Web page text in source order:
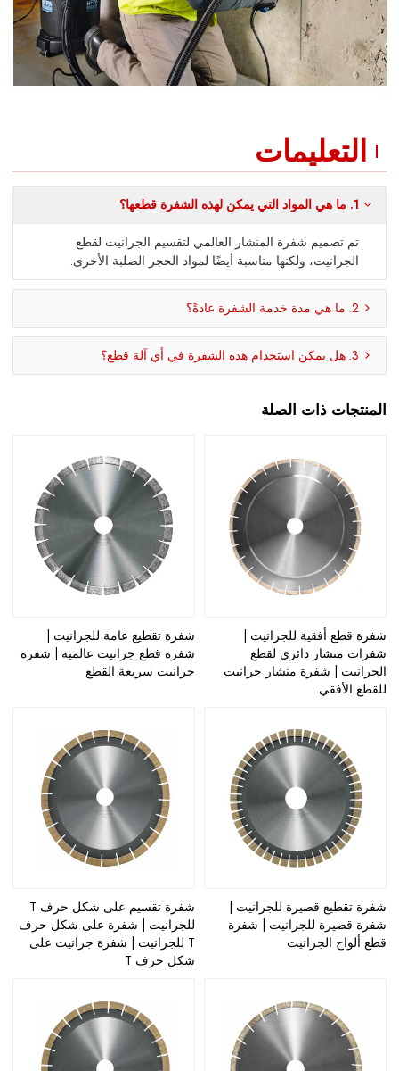
التعليمات
1. ما هي المواد التي يمكن لهذه الشفرة قطعها؟
تم تصميم شفرة المنشار العالمي لتقسيم الجرانيت لقطع
الجرانيت، ولكنها مناسبة أيضًا لمواد الحجر الصلبة الأخرى.
2. ما هي مدة خدمة الشفرة عادةً؟
3. هل يمكن استخدام هذه الشفرة في أي آلة قطع؟
المنتجات ذات الصلة
شفرة قطع أفقية للجرانيت |
شفرات منشار دائري لقطع
الجرانيت | شفرة منشار جرانيت
للقطع الأفقي
شفرة تقطيع عامة للجرانيت |
شفرة قطع جرانيت عالمية | شفرة
جرانيت سريعة القطع
شفرة تقطيع قصيرة للجرانيت |
شفرة قصيرة للجرانيت | شفرة
قطع ألواح الجرانيت
شفرة تقسيم على شكل حرف T
للجرانيت | شفرة على شكل حرف
T للجرانيت | شفرة جرانيت على
شكل حرف T